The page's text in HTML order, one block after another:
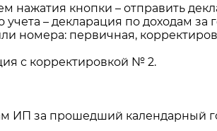
нажатия кнопки – отправить
– декларация по доходам
номера: первичная,
с корректировкой № 2.
за прошедший календарный